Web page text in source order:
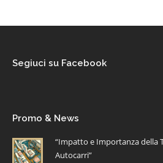
Segiuci su Facebook
Promo & News
“Impatto e Importanza della
Autocarri”